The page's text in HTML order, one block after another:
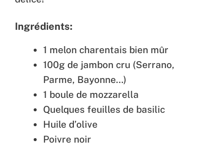
Ingrédients:
1 melon charentais bien mûr
100g de jambon cru (Serrano,
Parme, Bayonne…)
1 boule de mozzarella
Quelques feuilles de basilic
Huile d’olive
Poivre noir